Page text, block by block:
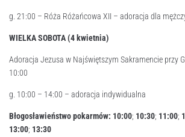
g. 21:00 – Róża Różańcowa XII – adoracja dla
WIELKA SOBOTA (4 kwietnia)
Adoracja Jezusa w Najświętszym Sakramencie przy
10:00
g. 10:00 – 14:00 – adoracja indywidualna
Błogosławieństwo pokarmów: 10:00; 10:30; 11:00;
13:00; 13:30